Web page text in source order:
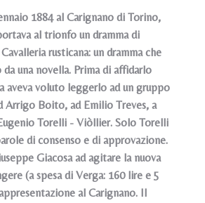
1884 al Carignano di Torino,
al trionfo un dramma di
rusticana: un dramma che
una novella. Prima di affidarlo
aveva voluto leggerlo ad un gruppo
Arrigo Boito, ad Emilio Treves, a
Torelli - Viòllier. Solo Torelli
di consenso e di approvazione.
Giacosa ad agitare la nuova
(a spesa di Verga: 160 lire e 5
al Carignano. Il